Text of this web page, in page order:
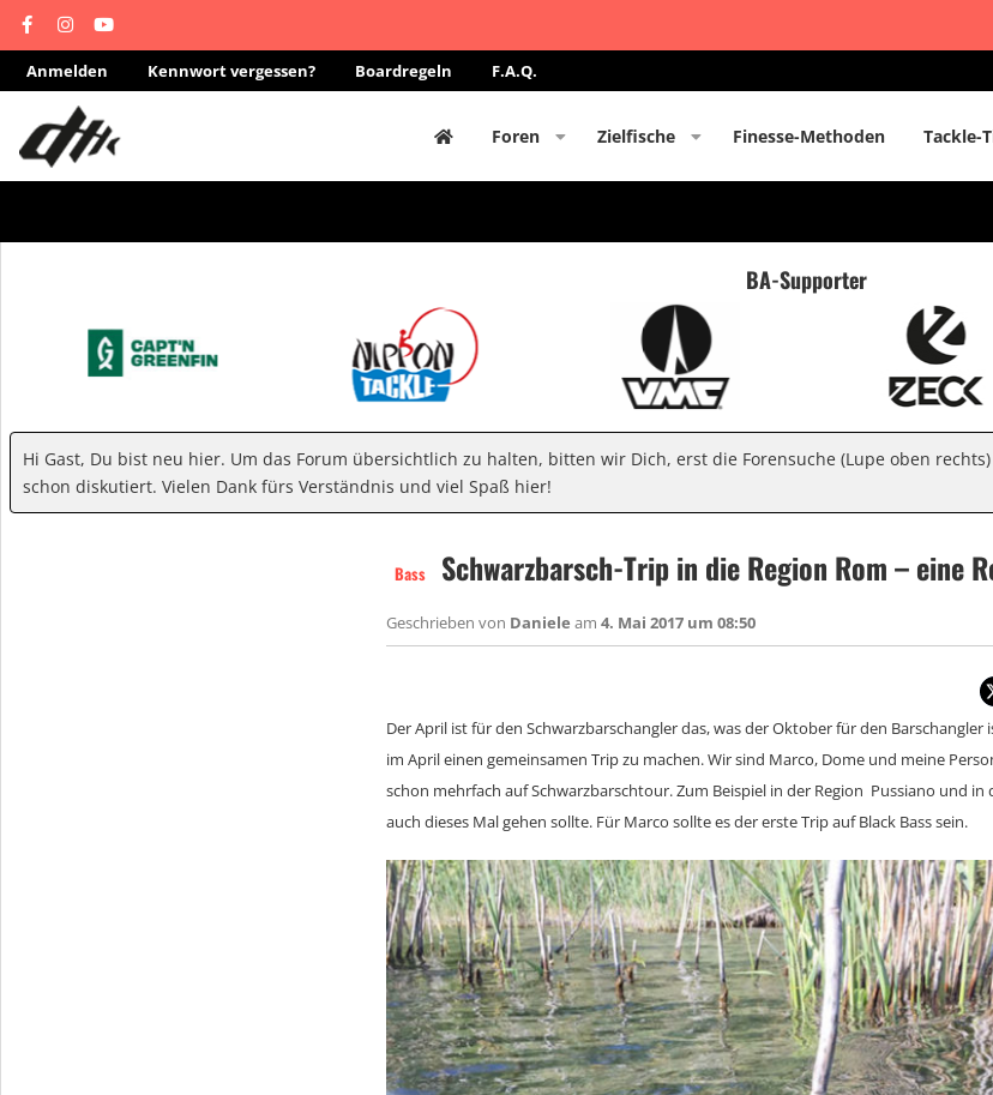
Anmelden Kennwort vergessen? Boardregeln F.A.Q.
Foren Zielfische Finesse-Methoden Tackle-
BA-Supporter
Hi Gast, Du bist neu hier. Um das Forum übersichtlich zu halten, bitten wir Dich, erst die Forensuche (Lupe oben
schon diskutiert. Vielen Dank fürs Verständnis und viel Spaß hier!
Bass Schwarzbarsch-Trip in die Region Rom – eine
Geschrieben von Daniele am 4. Mai 2017 um 08:50
Der April ist für den Schwarzbarschangler das, was der Oktober für den
im April einen gemeinsamen Trip zu machen. Wir sind Marco, Dome und meine
schon mehrfach auf Schwarzbarschtour. Zum Beispiel in der Region Pussiano und in
auch dieses Mal gehen sollte. Für Marco sollte es der erste Trip auf Black Bass sein.